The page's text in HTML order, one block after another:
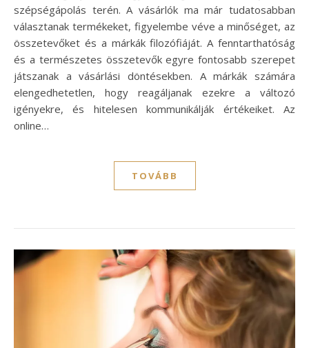
szépségápolás terén. A vásárlók ma már tudatosabban
választanak termékeket, figyelembe véve a minőséget, az
összetevőket és a márkák filozófiáját. A fenntarthatóság
és a természetes összetevők egyre fontosabb szerepet
játszanak a vásárlási döntésekben. A márkák számára
elengedhetetlen, hogy reagáljanak ezekre a változó
igényekre, és hitelesen kommunikálják értékeiket. Az
online…
TOVÁBB